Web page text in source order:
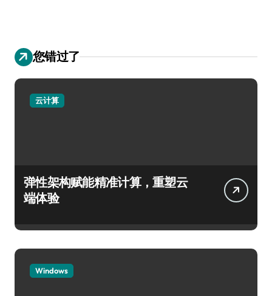
您错过了
云计算
弹性架构赋能精准计算，重塑云
端体验
Windows